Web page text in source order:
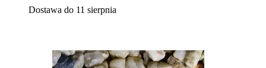
Dostawa do 11 sierpnia